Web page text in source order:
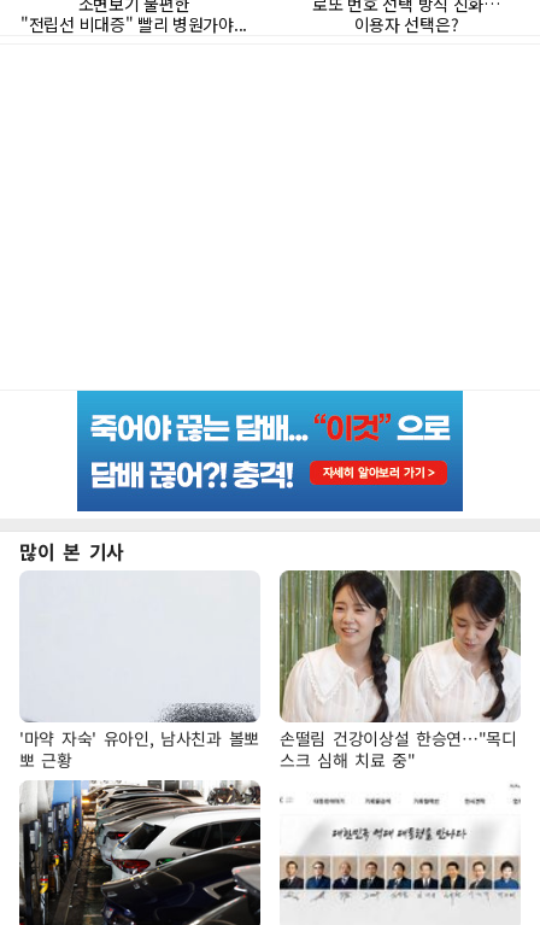
많이 본 기사
'마약 자숙' 유아인, 남사친과 볼뽀
뽀 근황
손떨림 건강이상설 한승연…"목디
스크 심해 치료 중"